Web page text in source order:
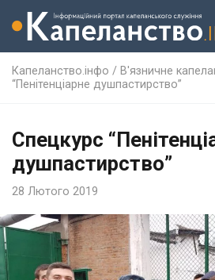
Капеланство.інфо / В'язничне
“Пенітенціарне душпастирство”
Спецкурс
душпастирство”
28 Лютого 2019